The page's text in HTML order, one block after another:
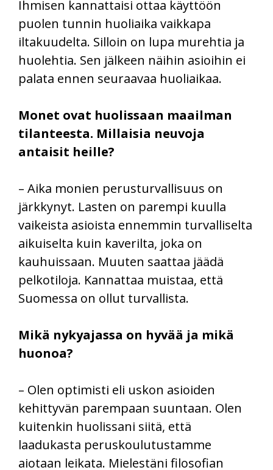
Ihmisen kannattaisi ottaa käyttöön
puolen tunnin huoliaika vaikkapa
iltakuudelta. Silloin on lupa murehtia ja
huolehtia. Sen jälkeen näihin asioihin ei
palata ennen seuraavaa huoliaikaa.
Monet ovat huolissaan maailman
tilanteesta. Millaisia neuvoja
antaisit heille?
– Aika monien perusturvallisuus on
järkkynyt. Lasten on parempi kuulla
vaikeista asioista ennemmin turvalliselta
aikuiselta kuin kaverilta, joka on
kauhuissaan. Muuten saattaa jäädä
pelkotiloja. Kannattaa muistaa, että
Suomessa on ollut turvallista.
Mikä nykyajassa on hyvää ja mikä
huonoa?
– Olen optimisti eli uskon asioiden
kehittyvän parempaan suuntaan. Olen
kuitenkin huolissani siitä, että
laadukasta peruskoulutustamme
aiotaan leikata. Mielestäni filosofian